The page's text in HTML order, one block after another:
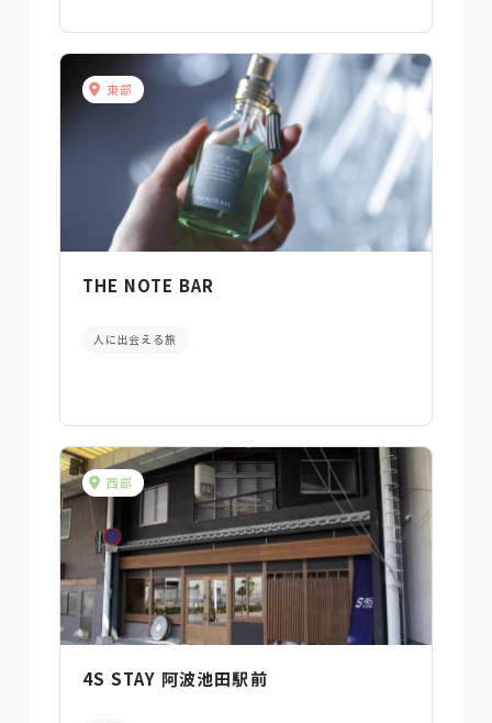
東部
THE NOTE BAR
人に出会える旅
西部
4S STAY 阿波池田駅前